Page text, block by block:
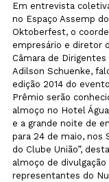
Em entrevista
no Espaço Assemp
Oktoberfest, o
empresário e diretor
Câmara de
Adilson Schuenke,
edição 2014 do
Prêmio serão
almoço no Hotel
e a grande noite de
para 24 de maio, nos
do Clube União”,
almoço de
representantes do